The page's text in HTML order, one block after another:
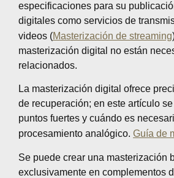
especificaciones para su
digitales como servicios de
videos (Masterización de streaming
masterización digital no están
relacionados.
La masterización digital ofrece
de recuperación; en este artículo
puntos fuertes y cuándo es
procesamiento analógico. Guía de
Se puede crear una masterización
exclusivamente en complementos